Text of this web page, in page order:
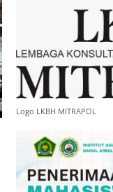
Logo LKBH MITRAPOL